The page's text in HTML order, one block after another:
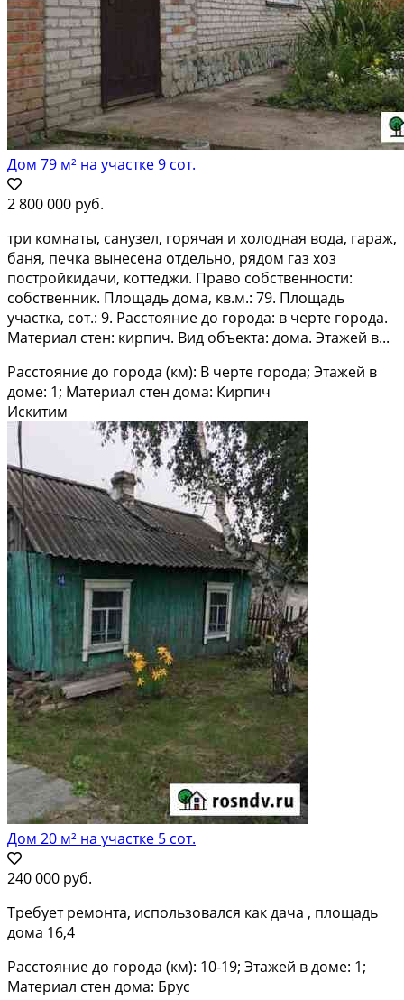
Дом 79 м² на участке 9 сот.
2 800 000 руб.
три комнаты, санузел, горячая и холодная вода, гараж,
баня, печка вынесена отдельно, рядом газ хоз
постройкидачи, коттеджи. Право собственности:
собственник. Площадь дома, кв.м.: 79. Площадь
участка, сот.: 9. Расстояние до города: в черте города.
Материал стен: кирпич. Вид объекта: дома. Этажей в...
Расстояние до города (км): В черте города; Этажей в
доме: 1; Материал стен дома: Кирпич
Искитим
Дом 20 м² на участке 5 сот.
240 000 руб.
Требует ремонта, использовался как дача , площадь
дома 16,4
Расстояние до города (км): 10-19; Этажей в доме: 1;
Материал стен дома: Брус